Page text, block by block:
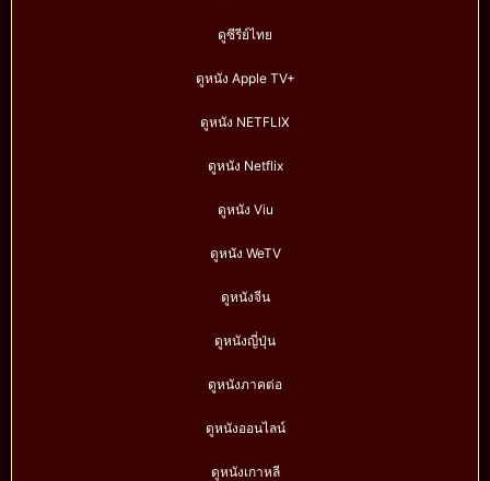
ดูซีรีย์ไทย
ดูหนัง Apple TV+
ดูหนัง NETFLIX
ดูหนัง Netflix
ดูหนัง Viu
ดูหนัง WeTV
ดูหนังจีน
ดูหนังญี่ปุ่น
ดูหนังภาคต่อ
ดูหนังออนไลน์
ดูหนังเกาหลี